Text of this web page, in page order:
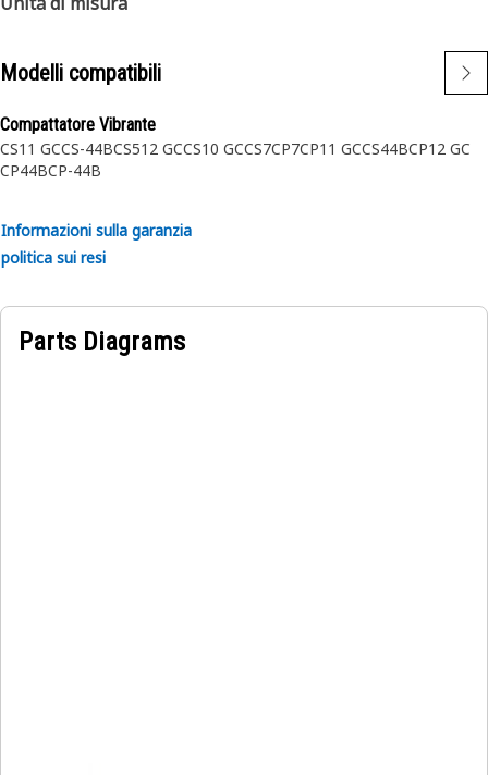
Modelli compatibili
Compattatore Vibrante
CS11 GCCS-44BCS512 GCCS10 GCCS7CP7CP11 GCCS44BCP12 GC
CP44BCP-44B
Informazioni sulla garanzia
politica sui resi
Parts Diagrams